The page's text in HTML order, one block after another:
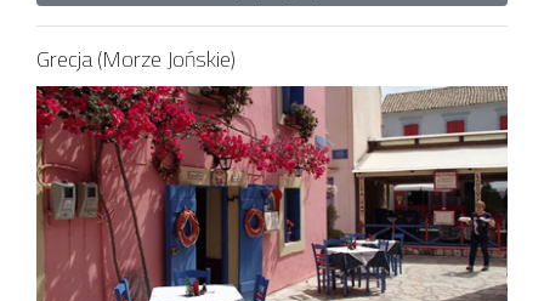
Grecja (Morze Jońskie)